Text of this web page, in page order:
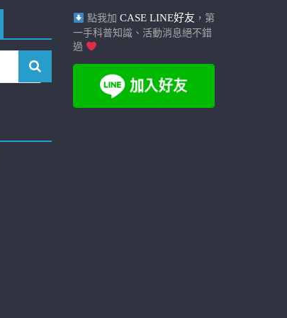
點我加 CASE LINE好友 ，第
一手科普知識、活動消息絕不錯
過